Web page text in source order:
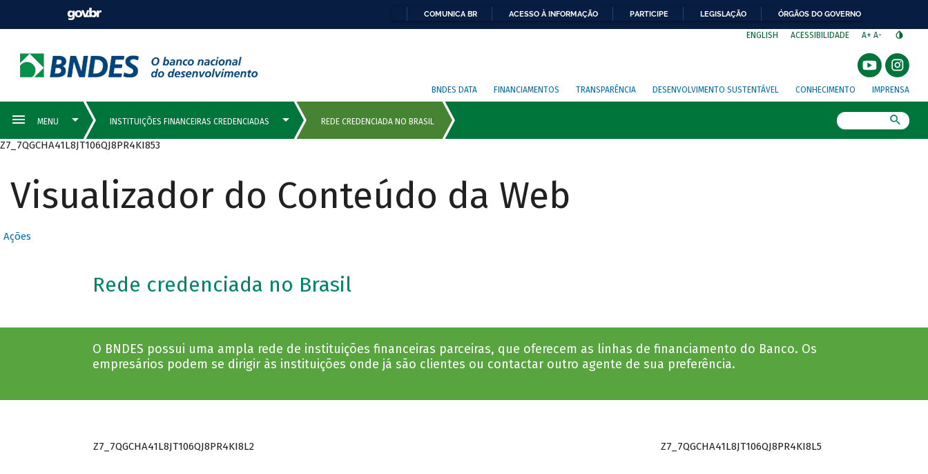
COMUNICA BR ACESSO À INFORMAÇÃO PARTICIPE LEGISLAÇÃO ÓRGÃOS DO GOVERNO
ENGLISH ACESSIBILIDADE A+ A-
BNDES DATA FINANCIAMENTOS TRANSPARÊNCIA DESENVOLVIMENTO SUSTENTÁVEL CONHECIMENTO IMPRENSA
Z7_7QGCHA41L8JT106QJ8PR4KI853
Visualizador do Conteúdo da Web
Ações
Rede credenciada no Brasil
O BNDES possui uma ampla rede de instituições financeiras parceiras, que oferecem as linhas de financiamento do Banco. Os
empresários podem se dirigir às instituições onde já são clientes ou contactar outro agente de sua preferência.
Z7_7QGCHA41L8JT106QJ8PR4KI8L2 Z7_7QGCHA41L8JT106QJ8PR4KI8L5